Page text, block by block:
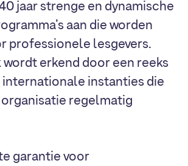
jaar strenge en dynamische
aan die worden
professionele lesgevers.
wordt erkend door een reeks
instanties die
regelmatig
garantie voor